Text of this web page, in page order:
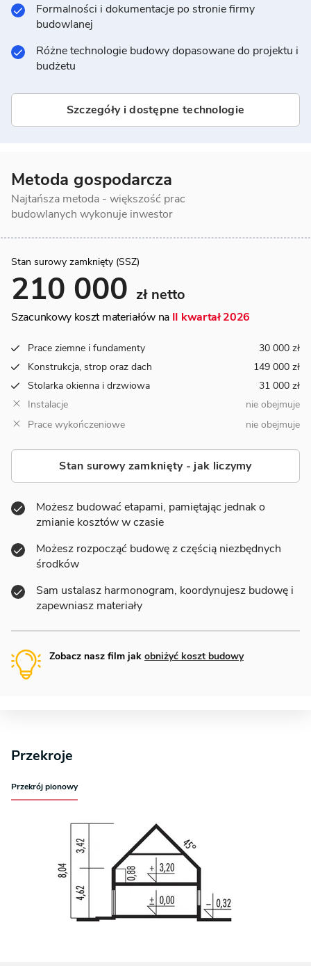
Metoda gospodarcza
Najtańsza metoda - większość prac
budowlanych wykonuje inwestor
Stan surowy zamknięty (SSZ)
210 000 zł netto
Szacunkowy koszt materiałów na II kwartał 2026
Prace ziemne i fundamenty
30 000 zł
Konstrukcja, strop oraz dach
149 000 zł
Stolarka okienna i drzwiowa
31 000 zł
Instalacje
nie obejmuje
Prace wykończeniowe
nie obejmuje
Stan surowy zamknięty - jak liczymy
Możesz budować etapami, pamiętając jednak o
zmianie kosztów w czasie
Możesz rozpocząć budowę z częścią niezbędnych
środków
Sam ustalasz harmonogram, koordynujesz budowę i
zapewniasz materiały
Zobacz nasz film jak obniżyć koszt budowy
Formalności i dokumentacje po stronie firmy
budowlanej
Różne technologie budowy dopasowane do projektu i
budżetu
Szczegóły i dostępne technologie
Przekroje
Przekrój pionowy